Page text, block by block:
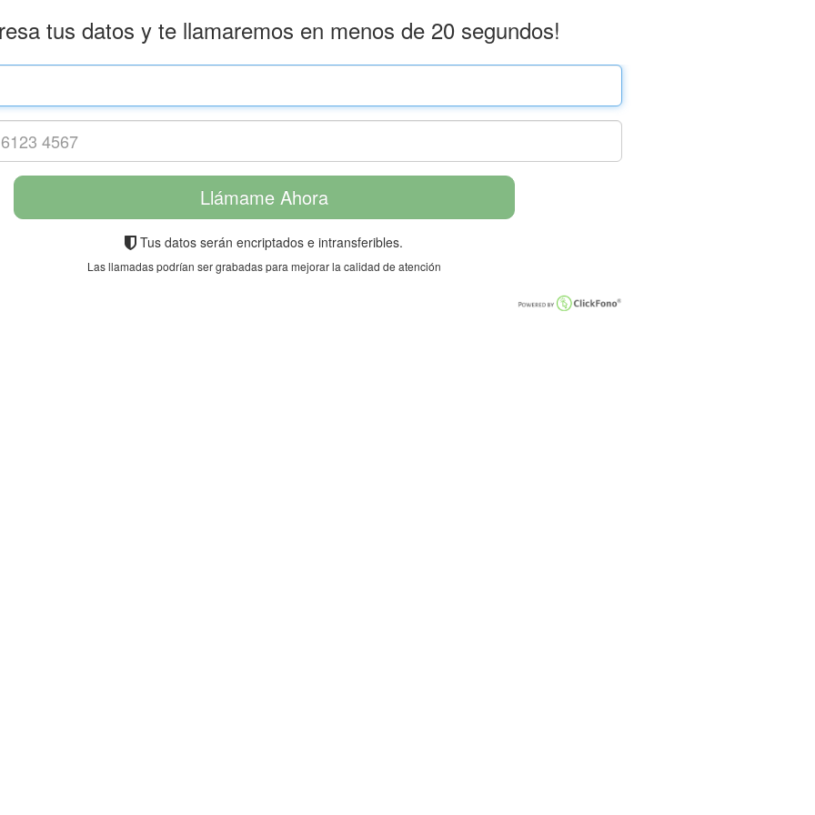
tus datos y te llamaremos en menos de 20 segundos!
Tus datos serán encriptados e intransferibles.
Las llamadas podrían ser grabadas para mejorar la calidad de atención